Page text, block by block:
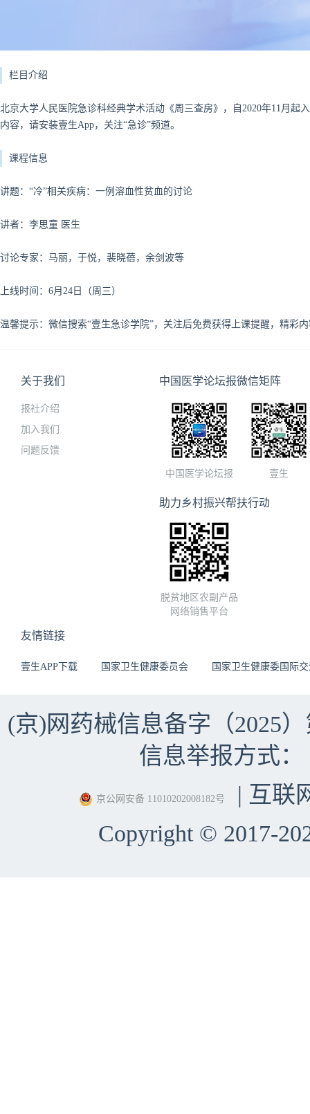
栏目介绍
北京大学人民医院急诊科经典学术活动《周三查房》，自2020年11月
内容，请安装壹生App，关注“急诊”频道。
课程信息
讲题： “冷”相关疾病：一例溶血性贫血的讨论
讲者：李思童 医生
讨论专家：马丽，于悦，裴晓蓓，余剑波等
上线时间：6月24日（周三）
温馨提示：微信搜索“壹生急诊学院”，关注后免费获得上课提醒，精彩
关于我们
报社介绍
加入我们
问题反馈
中国医学论坛报微信矩阵
中国医学论坛报 壹生
助力乡村振兴帮扶行动
脱贫地区农副产品
网络销售平台
友情链接
壹生APP下载 国家卫生健康委员会 国家卫生健康委国际
(京)网药械信息备字（2025
信息举报方式：
京公网安备 11010202008182号
| 互联
Copyright © 2017-